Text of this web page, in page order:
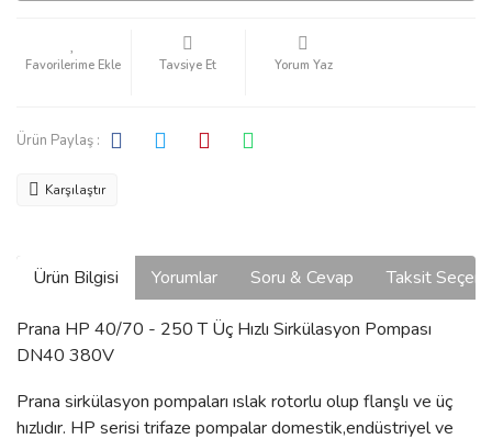
Tavsiye Et Yorum Yaz
Ürün Paylaş :
Karşılaştır
Ürün Bilgisi Yorumlar Soru & Cevap Taksit
Prana HP 40/70 - 250 T Üç Hızlı Sirkülasyon Pompası
DN40 380V
Prana sirkülasyon pompaları ıslak rotorlu olup flanşlı ve üç
hızlıdır. HP serisi trifaze pompalar domestik,endüstriyel ve